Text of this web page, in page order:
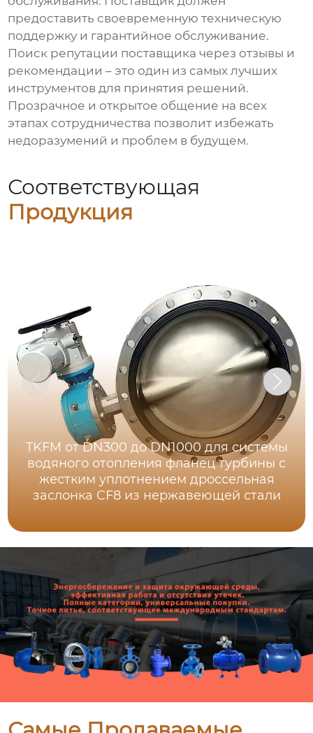
предоставить своевременную техническую
поддержку и гарантийное обслуживание.
Поиск репутации поставщика через отзывы и
рекомендации – это один из самых лучших
инструментов для принятия решений.
Прозрачное и открытое общение на всех
этапах сотрудничества позволит избежать
недоразумений и проблем в будущем.
Соответствующая
Продукция
TKFM от DN300 до DN1000 для системы
водяного отопления фланец турбины с
жестким уплотнением дроссельная
заслонка CF8 из нержавеющей стали